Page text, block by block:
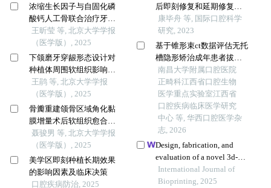
浓缩生长因子与自固化磷
酸钙人工骨联合治疗牙周
骨下袋缺损的疗效：临床
和影像学评价
王昕莹 等, 北京大学学报
（医学版）, 2025
下颌磨牙穿龈形态设计对
种植体周围软组织影响的
随机对照临床研究
王鹃 等, 北京大学学报
（医学版）, 2025
骨瓣重建颌骨区域角化黏
膜增量术后软组织愈合效
果分析
聂骏男 等, 北京大学学报
（医学版）, 2025
美学区即刻种植长期效果
的影响因素及临床决策
口腔疾病防治, 2025
后即刻修复和延期修复的
临床效果比较
康毕舟 等, 国际口腔科学
研究, 2023
基于锥形束ct数据评估无托
槽隐形矫治成年患者拔牙
内收后上颌前牙区牙槽骨
变化的追踪研究
南昌大学附属口腔医院
正畸科江西省口腔生物
医学重点实验室江西省
口腔疾病临床医学研究
中心 等, 华西口腔医学杂
志, 2026
Design, fabrication, and
evaluation of a novel 3d-
printed temporomandibular
joint prosthesis enhanced
International Journal of
Bioprinting, 2025